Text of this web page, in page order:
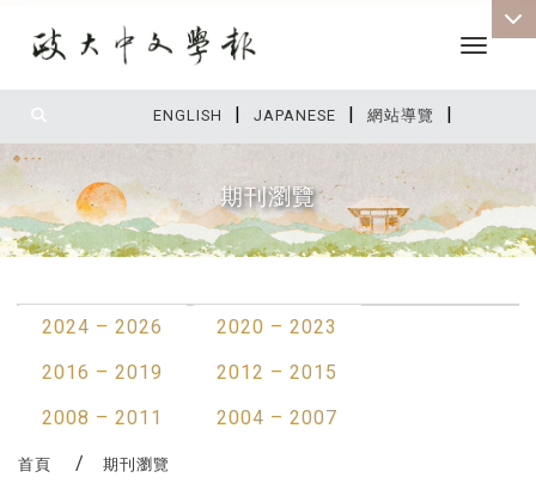
ENGLISH | JAPANESE | 網站導覽 |
Toggle
期刊瀏覽
2024 – 2026
2020 – 2023
2016 – 2019
2012 – 2015
2008 – 2011
2004 – 2007
首頁 期刊瀏覽